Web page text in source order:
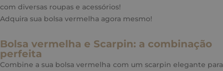
com diversas roupas e acessórios!
Adquira sua bolsa vermelha agora mesmo!
Bolsa vermelha e Scarpin: a combinação
perfeita
Combine a sua bolsa vermelha com um scarpin elegante para